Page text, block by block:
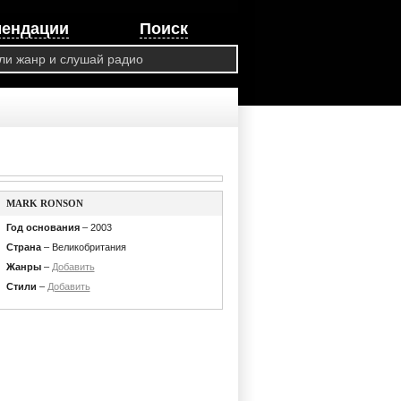
Поиск
MARK RONSON
Год основания– 2003
Страна– Великобритания
Жанры– Добавить
Стили – Добавить